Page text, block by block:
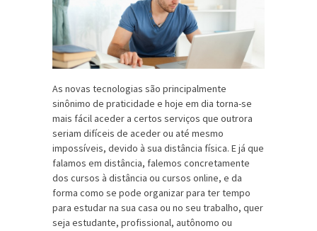
As novas tecnologias são principalmente
sinônimo de praticidade e hoje em dia torna-se
mais fácil aceder a certos serviços que outrora
seriam difíceis de aceder ou até mesmo
impossíveis, devido à sua distância física. E já que
falamos em distância, falemos concretamente
dos cursos à distância ou cursos online, e da
forma como se pode organizar para ter tempo
para estudar na sua casa ou no seu trabalho, quer
seja estudante, profissional, autônomo ou